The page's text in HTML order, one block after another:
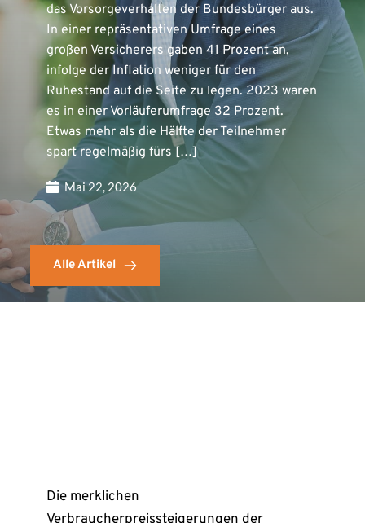
das Vorsorgeverhalten der Bundesbürger aus.
In einer repräsentativen Umfrage eines
großen Versicherers gaben 41 Prozent an,
infolge der Inflation weniger für den
Ruhestand auf die Seite zu legen. 2023 waren
es in einer Vorläuferumfrage 32 Prozent.
Etwas mehr als die Hälfte der Teilnehmer
spart regelmäßig fürs […]
Mai 22, 2026
Alle Artikel
Die merklichen